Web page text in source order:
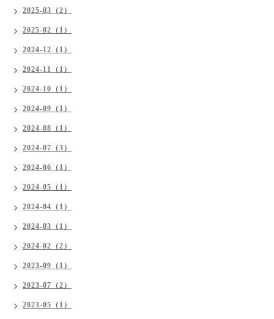
2025-03（2）
2025-02（1）
2024-12（1）
2024-11（1）
2024-10（1）
2024-09（1）
2024-08（1）
2024-07（3）
2024-06（1）
2024-05（1）
2024-04（1）
2024-03（1）
2024-02（2）
2023-09（1）
2023-07（2）
2023-05（1）